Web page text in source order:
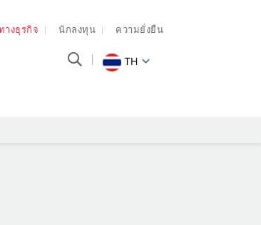
างธุรกิจ นักลงทุน ความยั่งยืน
TH